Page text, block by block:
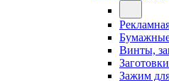
Винты,
Зажим